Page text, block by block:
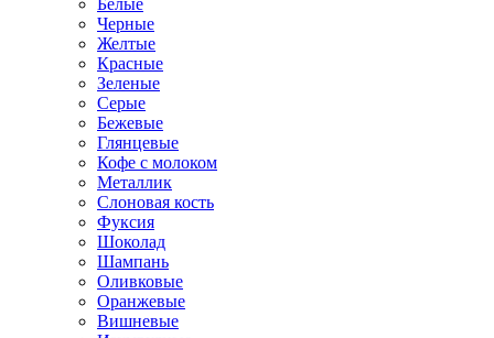
Белые
Черные
Желтые
Красные
Зеленые
Серые
Бежевые
Глянцевые
Кофе с молоком
Металлик
Слоновая кость
Фуксия
Шоколад
Шампань
Оливковые
Оранжевые
Вишневые